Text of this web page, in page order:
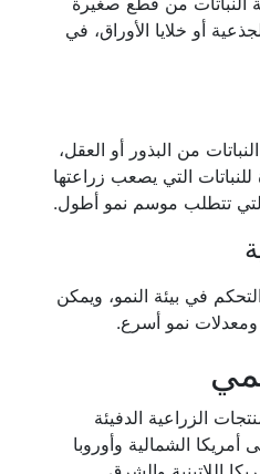
أو خلايا الأوراق، في
من البذور أو العقل،
التي يصعب زراعتها
تتطلب موسم نمو أطول.
في بيئة النمو، ويمكن
ومعدلات نمو أسرع.
الزراعية الدفيئة
الشمالية وأوروبا